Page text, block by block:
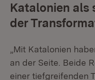
Katalonien als
der
„Mit Katalonien
an der Seite. Beide
einer tiefgreifenden